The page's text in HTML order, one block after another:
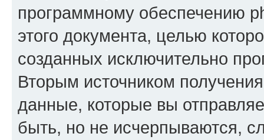
программному обеспечению
этого документа, целью
созданных исключительно
Вторым источником
данные, которые вы
быть, но не исчерпываются,